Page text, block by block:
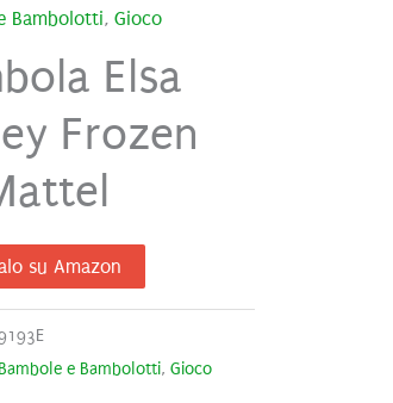
Bambolotti, Gioco
Elsa
Frozen
su Amazon
Bambole e Bambolotti, Gioco